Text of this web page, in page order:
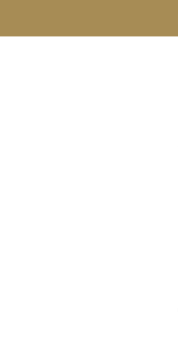
naar